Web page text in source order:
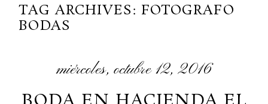
TAG ARCHIVES: FOTOGRAFO
BODAS
miércoles, octubre 12, 2016